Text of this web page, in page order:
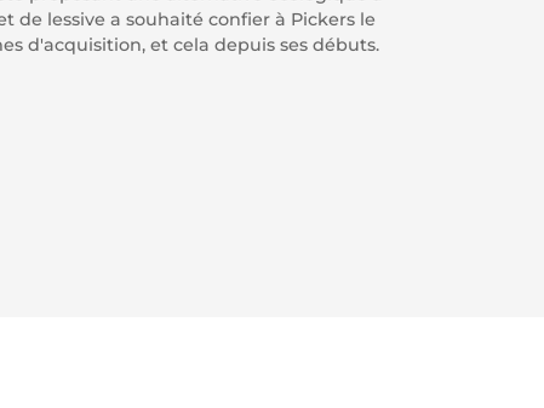
de lessive a souhaité confier à Pickers le
d'acquisition, et cela depuis ses débuts.